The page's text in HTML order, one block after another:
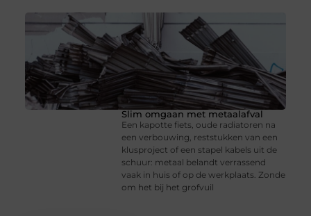
Slim omgaan met metaalafval
Een kapotte fiets, oude radiatoren na
een verbouwing, reststukken van een
klusproject of een stapel kabels uit de
schuur: metaal belandt verrassend
vaak in huis of op de werkplaats. Zonde
om het bij het grofvuil